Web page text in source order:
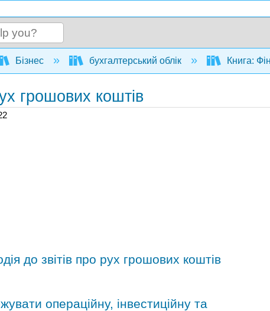
global hierarchy
Бізнес бухгалтерський облік Книга:
грошових коштів
до звітів про рух грошових коштів
операційну, інвестиційну та